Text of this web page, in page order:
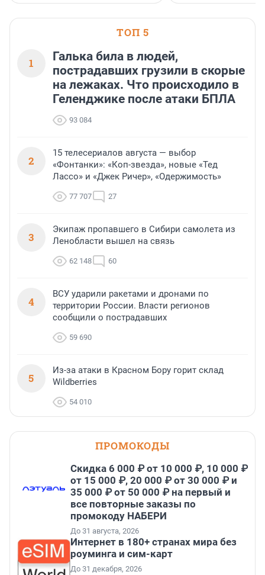
ТОП 5
1
Галька била в людей,
пострадавших грузили в скорые
на лежаках. Что происходило в
Геленджике после атаки БПЛА
93 084
2
15 телесериалов августа — выбор
«Фонтанки»: «Коп-звезда», новые «Тед
Лассо» и «Джек Ричер», «Одержимость»
77 707 27
3
Экипаж пропавшего в Сибири самолета из
Ленобласти вышел на связь
62 148 60
4
ВСУ ударили ракетами и дронами по
территории России. Власти регионов
сообщили о пострадавших
59 690
5
Из-за атаки в Красном Бору горит склад
Wildberries
54 010
ПРОМОКОДЫ
Скидка 6 000 ₽ от 10 000 ₽, 10 000 ₽
от 15 000 ₽, 20 000 ₽ от 30 000 ₽ и
35 000 ₽ от 50 000 ₽ на первый и
все повторные заказы по
промокоду НАБЕРИ
До 31 августа, 2026
Интернет в 180+ странах мира без
роуминга и сим-карт
До 31 декабря, 2026